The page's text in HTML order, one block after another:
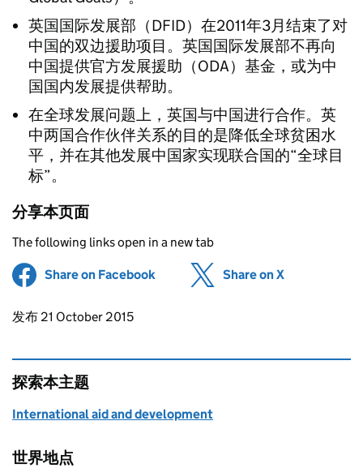
英国国际发展部（DFID）在2011年3月结束了对
中国的双边援助项目。英国国际发展部不再向
中国提供官方发展援助（ODA）基金，或为中
国国内发展提供帮助。
在全球发展问题上，英国与中国进行合作。英
中两国合作伙伴关系的目的是降低全球贫困水
平，并在其他发展中国家实现联合国的“全球目
标”。
分享本页面
The following links open in a new tab
Share on Facebook (opens in new tab)
Share on X
Updates to this page
发布 21 October 2015
探索本主题
International aid and development
世界地点